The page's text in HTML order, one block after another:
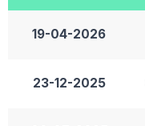
19-04-2026
23-12-2025